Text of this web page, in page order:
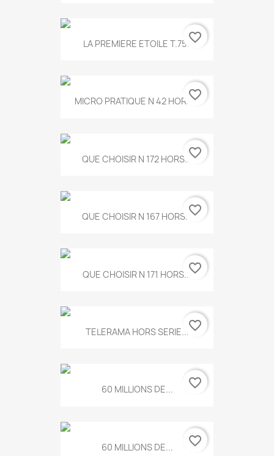
LA PREMIERE ETOILE T.755favorite_border
MICRO PRATIQUE N 42 HORS...
favorite_border
QUE CHOISIR N 172 HORS...favorite_border
QUE CHOISIR N 167 HORS...favorite_border
QUE CHOISIR N 171 HORS...favorite_border
TELERAMA HORS SERIE...favorite_border
60 MILLIONS DE... favorite_border
60 MILLIONS DE... favorite_border